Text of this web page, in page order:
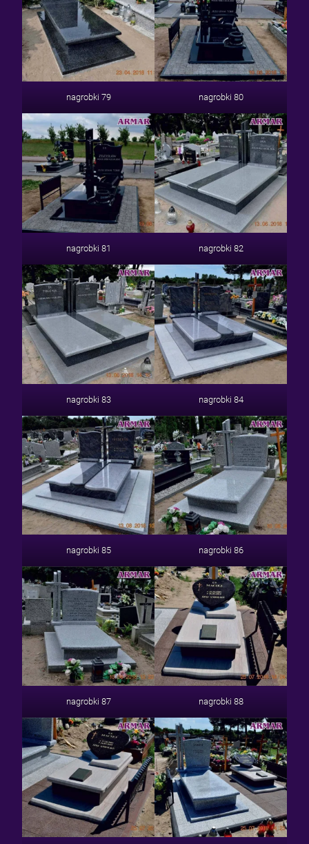
nagrobki 79 nagrobki 80
nagrobki 81 nagrobki 82
nagrobki 83 nagrobki 84
nagrobki 85 nagrobki 86
nagrobki 87 nagrobki 88